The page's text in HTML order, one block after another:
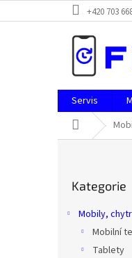
na
+420 703
Servis
Domů
kategorie
Kategorie
Mobily,
Mobilní
Tablety